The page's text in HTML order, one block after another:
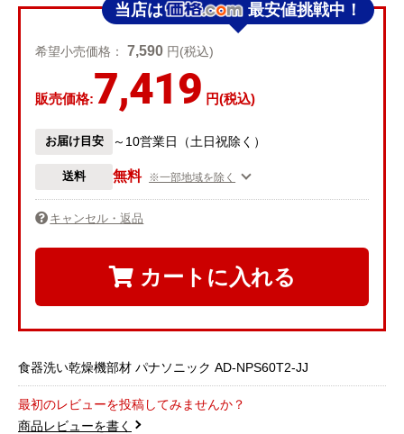
当店は 最安値挑戦中！
希望小売価格：7,590 円(税込)
販売価格:7,419 円(税込)
お届け目安 ～10営業日（土日祝除く）
送料 無料 ※一部地域を除く
キャンセル・返品
カートに入れる
食器洗い乾燥機部材 パナソニック AD-NPS60T2-JJ
最初のレビューを投稿してみませんか？
商品レビューを書く